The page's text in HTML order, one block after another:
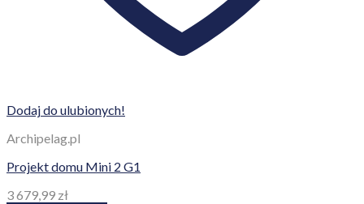
Dodaj do ulubionych!
Archipelag.pl
Projekt domu Mini 2 G1
3 679,99 zł